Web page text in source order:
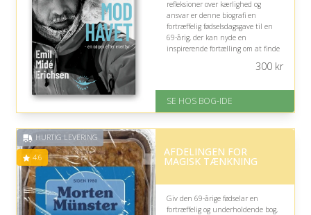
refleksioner over kærlighed og
ansvar er denne biografi en
fortræffelig fødselsdagsgave til en
69-årig, der kan nyde en
inspirerende fortælling om at finde
På lager
Levering: 1-3 hverdage -
Gratis fragt
på 4.6 ud af 5
300kr
SE HOS BOG-IDE
HURTIG LEVERING
4.6 AFDELINGEN FOR
MAGISK TÆNKNING
Giv den 69-årige fødselar en
fortræffelig og underholdende bog,